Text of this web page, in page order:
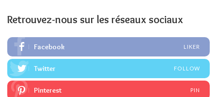
Retrouvez-nous sur les réseaux sociaux
Facebook LIKER
Twitter FOLLOW
Pinterest PIN